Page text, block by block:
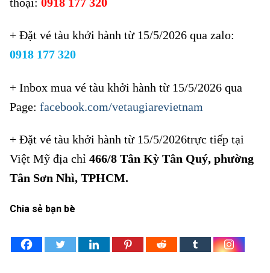
+ Đặt vé tàu khởi hành từ 15/5/2026 qua zalo:
0918 177 320
+ Inbox mua vé tàu khởi hành từ 15/5/2026 qua
Page: facebook.com/vetaugiarevietnam
+ Đặt vé tàu khởi hành từ 15/5/2026trực tiếp tại
Việt Mỹ địa chỉ 466/8 Tân Kỳ Tân Quý, phường
Tân Sơn Nhì, TPHCM.
Chia sẻ bạn bè